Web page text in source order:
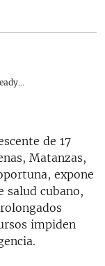
de 17
Matanzas,
expone
salud cubano,
impiden